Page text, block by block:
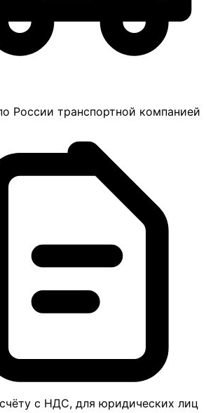
России транспортной компанией
с НДС, для юридических лиц